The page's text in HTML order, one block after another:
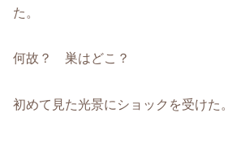
た。
何故？ 巣はどこ？
初めて見た光景にショックを受けた。